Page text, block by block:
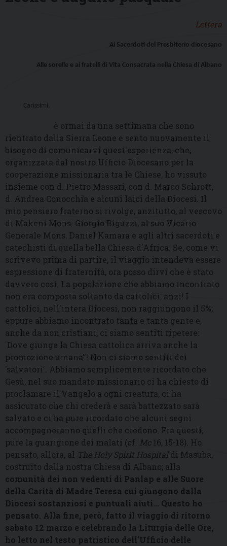
Lettera
Ai Sacerdoti del Presbiterio diocesano
Alle sorelle e ai fratelli di Vita Consacrata nella Chiesa di Albano
Carissimi,
è ormai da una settimana che sono
rientrato dalla Sierra Leone e sento nuovamente il
bisogno di comunicarvi quest'esperienza, che,
organizzata dal nostro Ufficio Diocesano per la
cooperazione missionaria tra le Chiese, ho vissuto
insieme con d. Pietro Massari, con d. Marco Schrott,
d. Andrea Conocchia e alcuni laici della Diocesi. Il
mio pensiero fraterno si rivolge, anzitutto, al vescovo
di Makeni Mons. Giorgio Biguzzi, al suo Vicario
Generale Mons. Daniel Kamara e agli altri sacerdoti e
catechisti di quella bella Chiesa d'Africa. Se, come vi
scrivevo prima di partire, il viaggio intendeva essere
espressione di fraternità, ora posso dirvi che è stato
davvero così. La popolazione che abbiamo incontrato
non era composta soltanto da cattolici, anzi! I
cattolici, nell'intera Diocesi, non raggiungono il 5%;
eppure abbiamo incontrato tanta e tanta gente e,
anche da non cristiani, ci siamo sentiti ripetere:
'Dove giunge la Chiesa cattolica arriva anche la
promozione umana''! Non ci siamo sentiti dei
'salvatori'. Abbiamo semplicemente ricordato che
Gesù, nel suo mandato missionario ci ha chiesto di
proclamare il Vangelo a ogni creatura, ci ha
assicurato che chi crederà e sarà battezzato sarà
salvato e ci ha pure ricordato che alcuni segni
accompagneranno quelli che credono. Fra questi,
pure la guarigione dei malati (cf. Mc16, 15-18). Ho
pensato, allora, al The Holy Spirit Hospitaldi Masuba,
costruito dalla nostra Chiesa di Albano; alla
comunità dei non vedenti di Panlap e alle Suore
della Carità di Madre Teresa cui giungono dalla
Diocesi sostanziosi e puntuali aiuti... Questo ho
pensato. Alla fine, però, fatto il viaggio di ritorno
sabato 12 marzo e celebrando la Liturgia delle Ore,
ho letto nel testo patristico dell'Ufficio delle